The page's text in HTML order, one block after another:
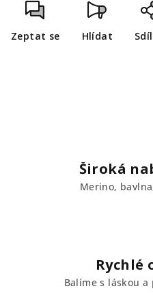
Zeptat se Hlídat
Široká
Merino,
Rychlé
Balíme s láskou